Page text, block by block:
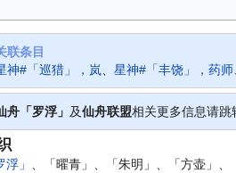
联条目
神#「巡猎」，岚
星神#「丰饶」，药师
舟「罗浮」 及仙舟联盟相关更多信息请跳
浮」 、「曜青」、「朱明」、「方壶」、